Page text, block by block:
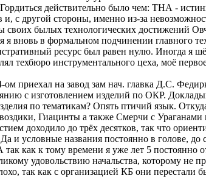
действительно было чем: ТНА -
другой стороны, именно из-за
своих былых технологических достижений
я вновь в формальном подчинении главного
ресурс был равен нулю. Иногда я
техбюро инструментального цеха, моё
приехал на завод зам нач. главка Д.С.
с изготовлением изделий по ОКР.
по тематикам? Опять птичий язык.
Гиацинты а также Смерчи с
доходило до трёх десятков, так что
и условные названия постоянно в голове,
как к тому времени я уже лет 5 постоянно
удовольствию начальства, которому не
так как с организацией КБ они перестали